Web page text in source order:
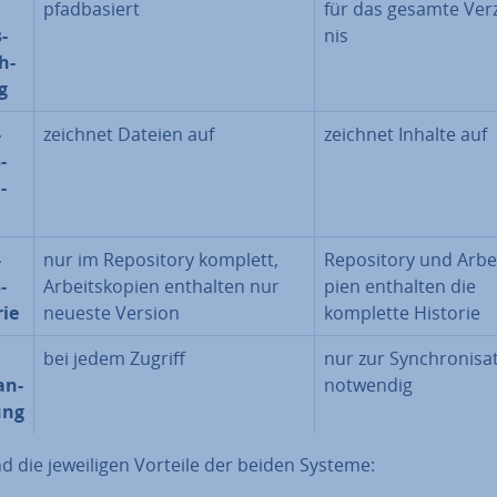
pfad­ba­siert
für das gesamte
nis
zeichnet Dateien auf zeichnet Inhalte auf
nur im Re­po­si­to­ry komplett,
Ar­beits­ko­pien enthalten nur
neueste Version
Re­po­si­to­ry und
pien enthalten die
komplette Historie
bei jedem Zugriff
nur zur
notwendig
die je­wei­li­gen Vorteile der beiden Systeme: